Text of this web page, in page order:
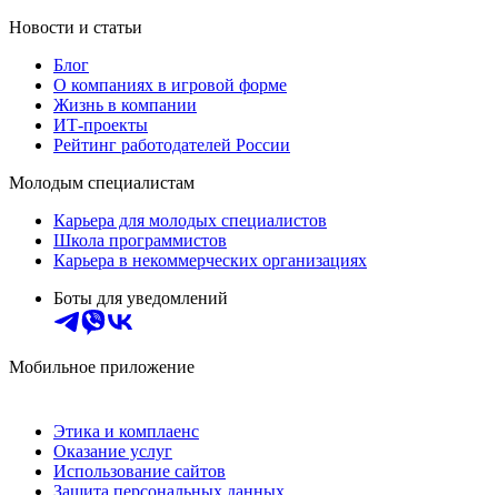
Новости и статьи
Блог
О компаниях в игровой форме
Жизнь в компании
ИТ-проекты
Рейтинг работодателей России
Молодым специалистам
Карьера для молодых специалистов
Школа программистов
Карьера в некоммерческих организациях
Боты для уведомлений
Мобильное приложение
Этика и комплаенс
Оказание услуг
Использование сайтов
Защита персональных данных